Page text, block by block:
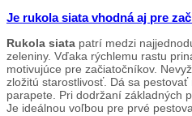
Je rukola siata vhodná aj pre
Rukola siata patrí medzi
zeleniny. Vďaka rýchlemu rastu
motivujúce pre začiatočníkov.
zložitú starostlivosť. Dá sa
parapete. Pri dodržaní základných
Je ideálnou voľbou pre prvé